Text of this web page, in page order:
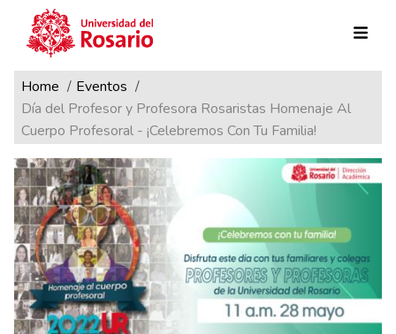
Pasar al contenido principal
Ruta de navegación
Home
Eventos
Día del Profesor y Profesora Rosaristas Homenaje Al
Cuerpo Profesoral - ¡Celebremos Con Tu Familia!